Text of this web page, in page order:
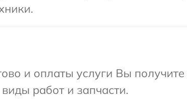
и оплаты услуги Вы
работ и запчасти.